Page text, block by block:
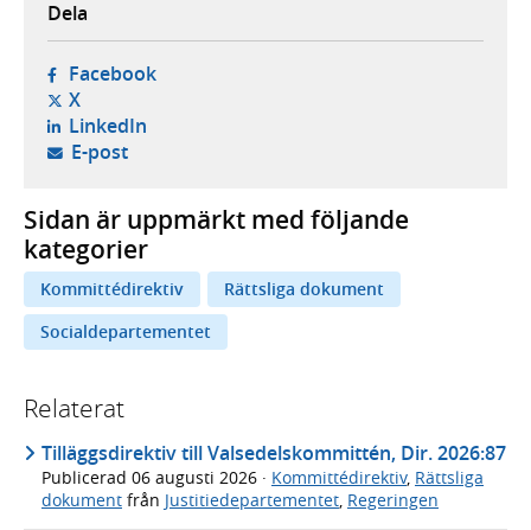
Dela
Facebook- öppnas i ny flik, extern webbplats,
X- öppnas i ny flik, extern webbplats,
LinkedIn- öppnas i ny flik, extern webbplats,
E-post- öppnar din e-postklient,
Sidan är uppmärkt med följande
kategorier
Kommittédirektiv
Rättsliga dokument
Socialdepartementet
Relaterat
Tilläggsdirektiv till Valsedelskommittén, Dir. 2026:87
Publicerad 06 augusti 2026 · Kommittédirektiv, Rättsliga
dokument från Justitiedepartementet, Regeringen